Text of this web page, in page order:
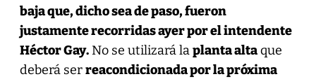
baja que, dicho sea de paso, fueron
justamente recorridas ayer por el intendente
Héctor Gay.No se utilizará laplanta altaque
deberá serreacondicionada por la próxima